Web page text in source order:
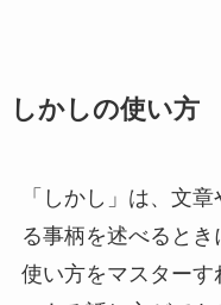
しかしの使い方
「しかし」は、文
る事柄を述べるとき
使い方をマスター